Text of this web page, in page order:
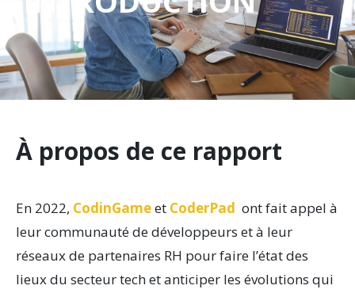
U
T
E
M
E
N
T
T
À propos de ce rapport
En 2022, CodinGameet CoderPad ont fait appel à
leur communauté de développeurs et à leur
réseaux de partenaires RH pour faire l’état des
lieux du secteur tech et anticiper les évolutions qui